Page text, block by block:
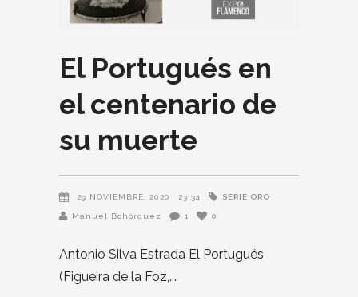
El Portugués en
el centenario de
su muerte
29 NOVIEMBRE, 2020 23:34 SERIE ORO
Manuel Bohórquez 1 0
Antonio Silva Estrada El Portugués
(Figueira de la Foz,